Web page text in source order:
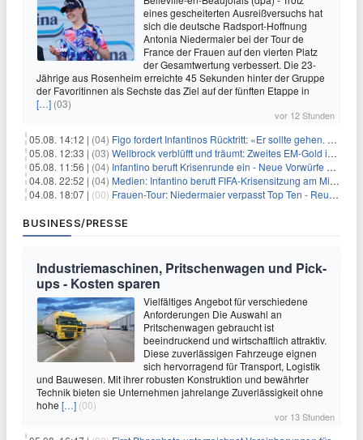
eines gescheiterten Ausreißversuchs hat
sich die deutsche Radsport-Hoffnung
Antonia Niedermaier bei der Tour de
France der Frauen auf den vierten Platz
der Gesamtwertung verbessert. Die 23-
Jährige aus Rosenheim erreichte 45 Sekunden hinter der Gruppe
der Favoritinnen als Sechste das Ziel auf der fünften Etappe in
[…] (03)
vor 12 Stunden
05.08. 14:12 | (04) Figo fordert Infantinos Rücktritt: «Er sollte gehen. Jetzt»
05.08. 12:33 | (03) Wellbrock verblüfft und träumt: Zweites EM-Gold in Paris
05.08. 11:56 | (04) Infantino beruft Krisenrunde ein - Neue Vorwürfe gegen FIFA
04.08. 22:52 | (04) Medien: Infantino beruft FIFA-Krisensitzung am Mittwoch ein
04.08. 18:07 | (00) Frauen-Tour: Niedermaier verpasst Top Ten - Reusser siegt
BUSINESS/PRESSE
Industriemaschinen, Pritschenwagen und Pick-
ups - Kosten sparen
Vielfältiges Angebot für verschiedene
Anforderungen Die Auswahl an
Pritschenwagen gebraucht ist
beeindruckend und wirtschaftlich attraktiv.
Diese zuverlässigen Fahrzeuge eignen
sich hervorragend für Transport, Logistik
und Bauwesen. Mit ihrer robusten Konstruktion und bewährter
Technik bieten sie Unternehmen jahrelange Zuverlässigkeit ohne
hohe […] (00)
vor 13 Stunden